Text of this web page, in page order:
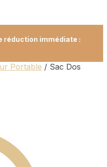
réduction immédiate :
Portable / Sac Dos